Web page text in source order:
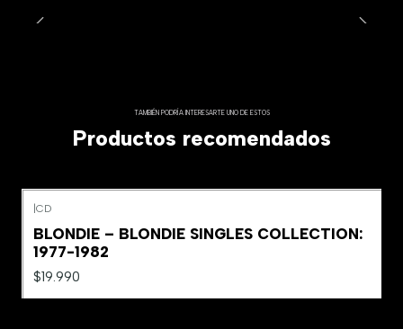
TAMBIÉN PODRÍA INTERESARTE UNO DE ESTOS
Productos recomendados
CD
BLONDIE – BLONDIE SINGLES COLLECTION:
1977-1982
$19.990